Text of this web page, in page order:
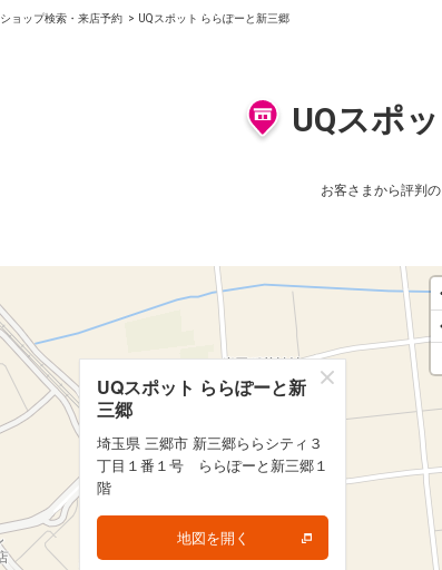
ショップ検索・来店予約 UQスポット ららぽーと新三郷
UQスポ
お客さまから評判
UQスポット ららぽーと新
三郷
埼玉県 三郷市 新三郷ららシティ３
丁目１番１号 ららぽーと新三郷１
階
地図を開く
UQスポット ららぽーと新
三郷
埼玉県 三郷市 新三郷ららシティ３
丁目１番１号 ららぽーと新三郷１
階
地図を開く